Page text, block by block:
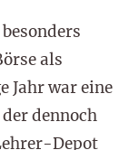
als
Jahr war eine
dennoch
Depot